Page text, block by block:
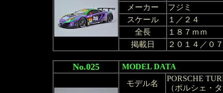
メーカー
フジミ
スケール
１／２４
全長
１８７ｍｍ
掲載日
２０１４／０
No.025
MODEL DATA
モデル名
PORSCHE
（ポルシェ・